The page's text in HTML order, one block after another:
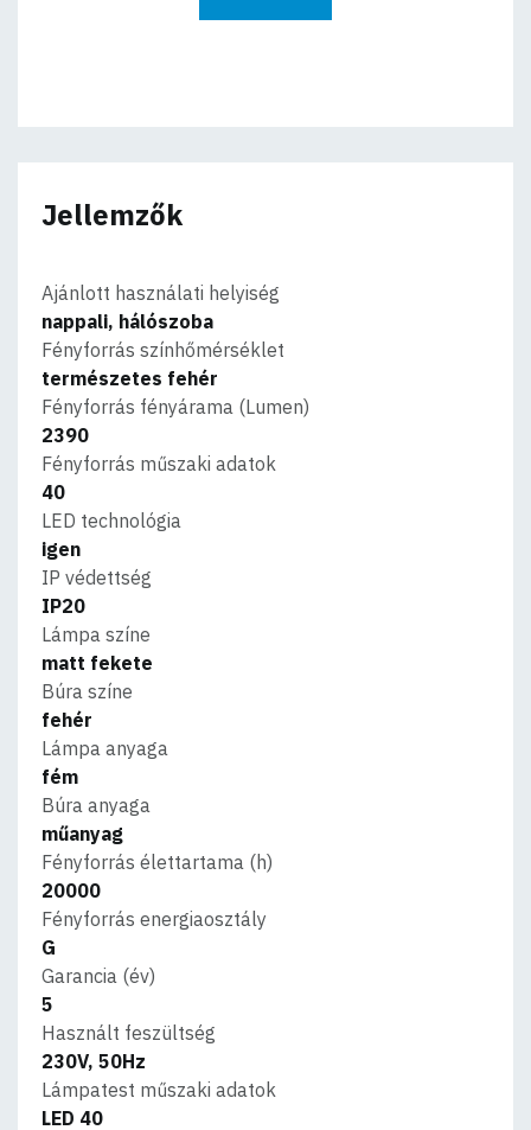
Jellemzők
Ajánlott használati helyiség
nappali, hálószoba
Fényforrás színhőmérséklet
természetes fehér
Fényforrás fényárama (Lumen)
2390
Fényforrás műszaki adatok
40
LED technológia
igen
IP védettség
IP20
Lámpa színe
matt fekete
Búra színe
fehér
Lámpa anyaga
fém
Búra anyaga
műanyag
Fényforrás élettartama (h)
20000
Fényforrás energiaosztály
G
Garancia (év)
5
Használt feszültség
230V, 50Hz
Lámpatest műszaki adatok
LED 40